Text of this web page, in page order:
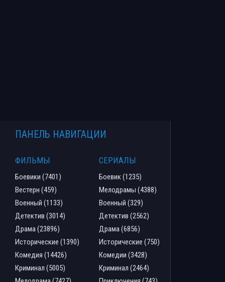
ПАНЕЛЬ НАВИГАЦИИ
ФИЛЬМЫ
Боевики (7401)
Вестерн (459)
Военный (1133)
Детектив (3014)
Драма (23896)
Исторические (1390)
Комедия (14426)
Криминал (5005)
СЕРИАЛЫ
Боевик (1235)
Мелодрамы (4388)
Военный (329)
Детектив (2562)
Драма (6856)
Исторические (750)
Комедии (3428)
Криминал (2464)